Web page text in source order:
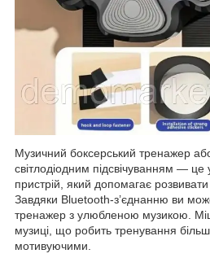
Музичний боксерський тренажер
світлодіодним підсвічуванням — це
пристрій, який допомагає розвивати
Завдяки Bluetooth-з’єднанню ви
тренажер з улюбленою музикою.
музиці, що робить тренування
мотивуючими.